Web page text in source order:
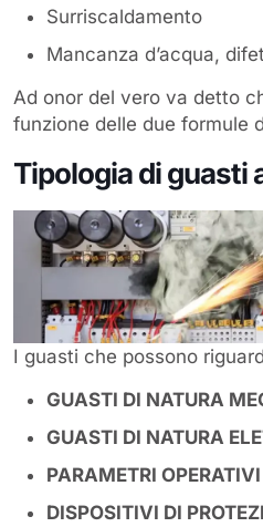
Surriscaldamento
Mancanza d’acqua,
Ad onor del vero va detto
funzione delle due formule
Tipologia di guasti
I guasti che possono
GUASTI DI NATURA
GUASTI DI NATURA
PARAMETRI
DISPOSITIVI DI